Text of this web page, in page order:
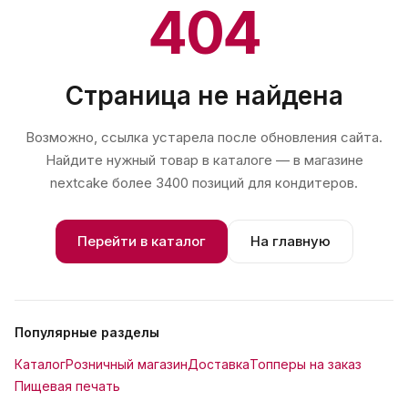
404
Страница не найдена
Возможно, ссылка устарела после обновления сайта.
Найдите нужный товар в каталоге — в магазине
nextcake более 3400 позиций для кондитеров.
Перейти в каталог На главную
Популярные разделы
КаталогРозничный магазинДоставкаТопперы на заказ
Пищевая печать